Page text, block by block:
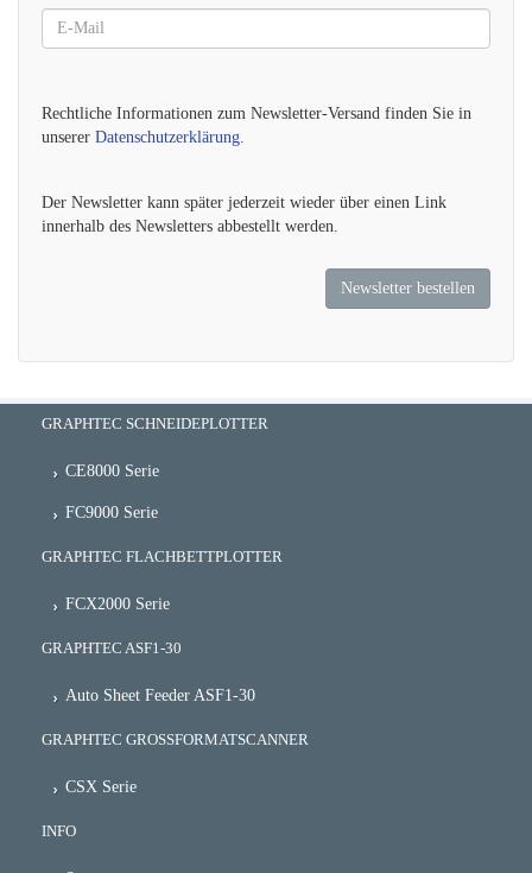
Rechtliche Informationen zum Newsletter-Versand finden Sie in
unserer Datenschutzerklärung.
Der Newsletter kann später jederzeit wieder über einen Link
innerhalb des Newsletters abbestellt werden.
Newsletter bestellen
GRAPHTEC SCHNEIDEPLOTTER
CE8000 Serie
FC9000 Serie
GRAPHTEC FLACHBETTPLOTTER
FCX2000 Serie
GRAPHTEC ASF1-30
Auto Sheet Feeder ASF1-30
GRAPHTEC GROSSFORMATSCANNER
CSX Serie
INFO